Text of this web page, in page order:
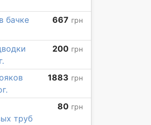
бачке
667 грн
200 грн
1883 грн
труб
80 грн